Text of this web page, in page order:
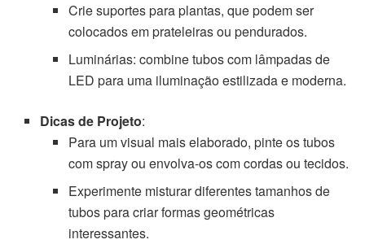
Crie suportes para plantas, que podem ser
colocados em prateleiras ou pendurados.
Luminárias: combine tubos com lâmpadas de
LED para uma iluminação estilizada e moderna.
Dicas de Projeto:
Para um visual mais elaborado, pinte os tubos
com spray ou envolva-os com cordas ou tecidos.
Experimente misturar diferentes tamanhos de
tubos para criar formas geométricas
interessantes.